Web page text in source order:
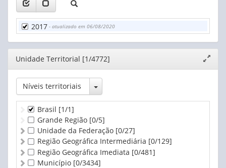
2017 - atualizado em 06/08/2020
Editor
janela
Unidade Territorial [1/4772]
Níveis territoriais Toggle Dropdown
Brasil [1/1]
Grande Região [0/5]
Unidade da Federação [0/27]
Região Geográfica Intermediária [0/129]
Região Geográfica Imediata [0/481]
Município [0/3434]